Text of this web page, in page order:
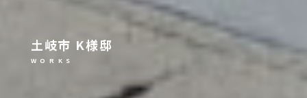
土岐市 K様邸
W O R K S